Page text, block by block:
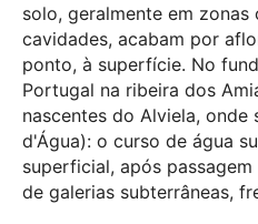
solo, geralmente em
cavidades, acabam por
ponto, à superfície. No
Portugal na ribeira dos
nascentes do Alviela, onde
d'Água): o curso de água
superficial, após
de galerias subterrâneas,